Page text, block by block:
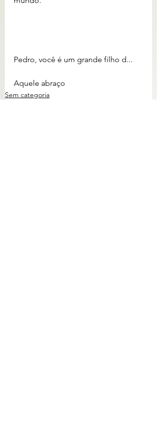
Pedro, você é um grande filho d...
Aquele abraço
Sem categoria